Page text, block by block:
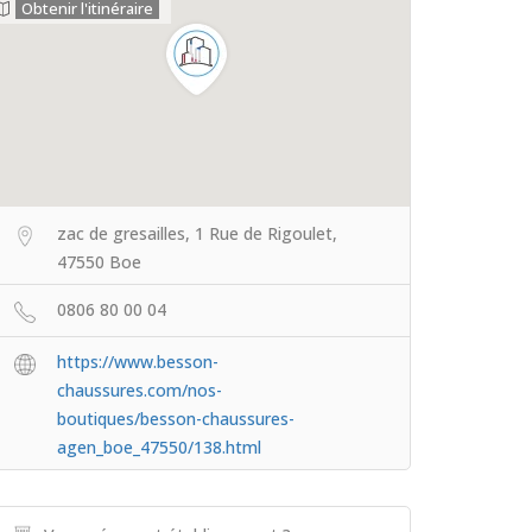
Obtenir l'itinéraire
zac de gresailles, 1 Rue de Rigoulet,
47550 Boe
0806 80 00 04
https://www.besson-
chaussures.com/nos-
boutiques/besson-chaussures-
agen_boe_47550/138.html